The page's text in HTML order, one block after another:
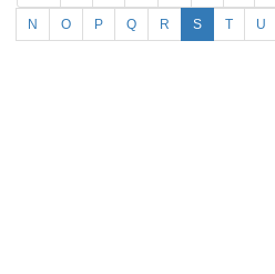
N O P Q R S T U